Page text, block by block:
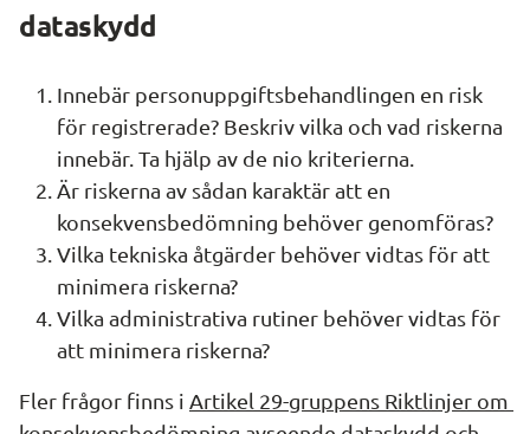
dataskydd
Innebär personuppgiftsbehandlingen en risk
för registrerade? Beskriv vilka och vad riskerna
innebär. Ta hjälp av de nio kriterierna.
Är riskerna av sådan karaktär att en
konsekvensbedömning behöver genomföras?
Vilka tekniska åtgärder behöver vidtas för att
minimera riskerna?
Vilka administrativa rutiner behöver vidtas för
att minimera riskerna?
Fler frågor finns i Artikel 29-gruppens Riktlinjer om